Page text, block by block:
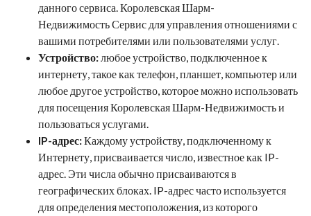
данного сервиса.Королевская Шарм-
НедвижимостьСервис для управления отношениями с
вашими потребителями или пользователями услуг.
Устройство:любое устройство, подключенное к
интернету, такое как телефон, планшет, компьютер или
любое другое устройство, которое можно использовать
для посещенияКоролевская Шарм-Недвижимостьи
пользоваться услугами.
IP-адрес:Каждому устройству, подключенному к
Интернету, присваивается число, известное как IP-
адрес. Эти числа обычно присваиваются в
географических блоках. IP-адрес часто используется
для определения местоположения, из которого